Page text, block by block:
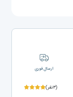
ارسال فوری
(۳نفر)